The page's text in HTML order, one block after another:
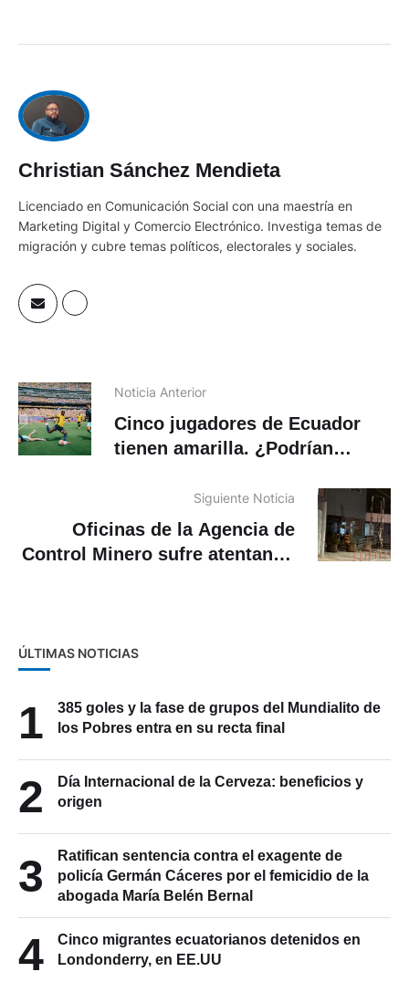
Christian Sánchez Mendieta
Licenciado en Comunicación Social con una maestría en
Marketing Digital y Comercio Electrónico. Investiga temas de
migración y cubre temas políticos, electorales y sociales.
Noticia Anterior
Cinco jugadores de Ecuador
tienen amarilla. ¿Podrían
del Mundial?Siguiente Noticia
Oficinas de la Agencia de
Control Minero sufre atentando
ÚLTIMAS NOTICIAS
1
385 goles y la fase de grupos del Mundialito de
los Pobres entra en su recta final
2
Día Internacional de la Cerveza: beneficios y
origen
3
Ratifican sentencia contra el exagente de
policía Germán Cáceres por el femicidio de la
abogada María Belén Bernal
4
Cinco migrantes ecuatorianos detenidos en
Londonderry, en EE.UU